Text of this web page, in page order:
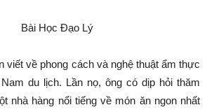
Bài Học Đạo Lý
viết về phong cách và nghệ thuật ẩm thực
du lịch. Lần nọ, ông có dịp hỏi thăm
nhà hàng nổi tiếng về món ăn ngon nhất